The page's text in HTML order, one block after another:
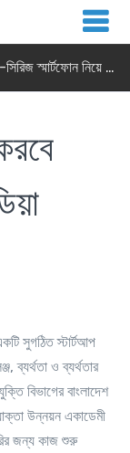
নতুন সি-সিরিজ স্মার্টফোন নিয়ে আসছে রিয়েলমি
সুগঠিত স্টার্টআপ
ব্যর্থতা ও ব্যর্থতার
বিভাগের বাংলাদেশ
উন্নয়ন একাডেমী
জন্য কাজ শুরু